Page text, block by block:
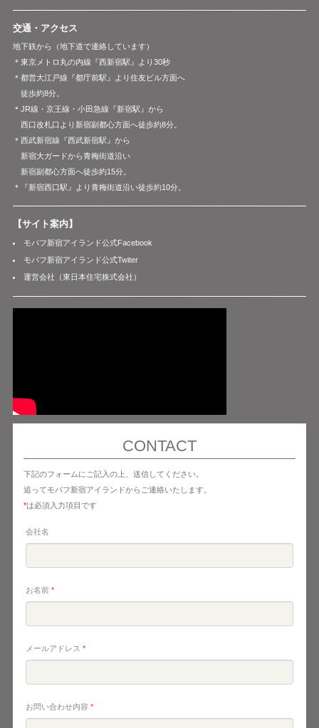
交通・アクセス
地下鉄から（地下道で連絡しています）
＊東京メトロ丸の内線『西新宿駅』より30秒
＊都営大江戸線『都庁前駅』より住友ビル方面へ
徒歩約8分。
＊JR線・京王線・小田急線『新宿駅』から
西口改札口より新宿副都心方面へ徒歩約8分。
＊西武新宿線『西武新宿駅』から
新宿大ガードから青梅街道沿い
新宿副都心方面へ徒歩約15分。
＊『新宿西口駅』より青梅街道沿い徒歩約10分。
【サイト案内】
モバフ新宿アイランド公式Facebook
モバフ新宿アイランド公式Twiter
運営会社（東日本住宅株式会社）
CONTACT
下記のフォームにご記入の上、送信してください。
追ってモバフ新宿アイランドからご連絡いたします。
*は必須入力項目です
会社名
お名前 *
メールアドレス *
お問い合わせ内容 *